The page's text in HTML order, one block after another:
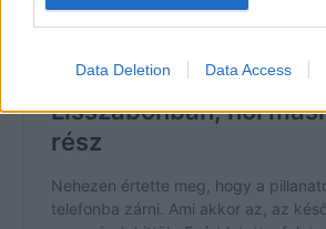
Data Deletion Data Access